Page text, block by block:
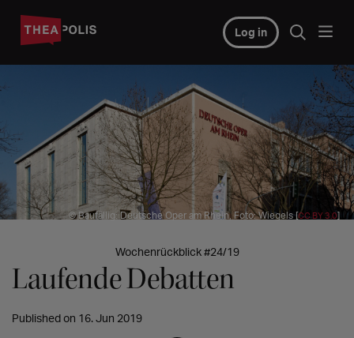
Log in
© Baufällig: Deutsche Oper am Rhein, Foto: Wiegels [CC BY 3.0]
Wochenrückblick #24/19
Laufende Debatten
Published on 16. Jun 2019